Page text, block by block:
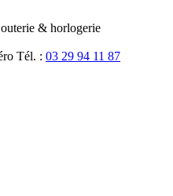
& horlogerie
Tél. : 03 29 94 11 87